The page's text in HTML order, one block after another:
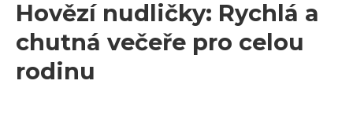
Hovězí nudličky: Rychlá a
chutná večeře pro celou
rodinu